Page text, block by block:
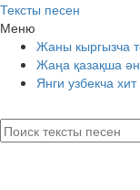
Тексты песен
Меню
Жаны кыргызча
Жаңа қазақша
Янги узбекча